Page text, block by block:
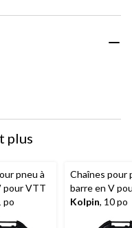
plus
pneu à
pour VTT
po
Chaînes pour
barre en V
Kolpin, 10 po